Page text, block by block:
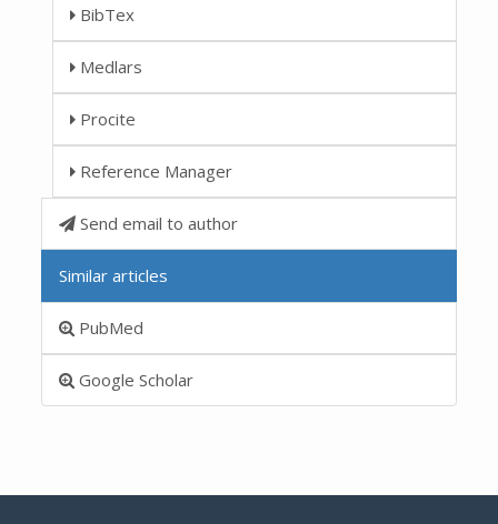
BibTex
Medlars
Procite
Reference Manager
Send email to author
Similar articles
PubMed
Google Scholar